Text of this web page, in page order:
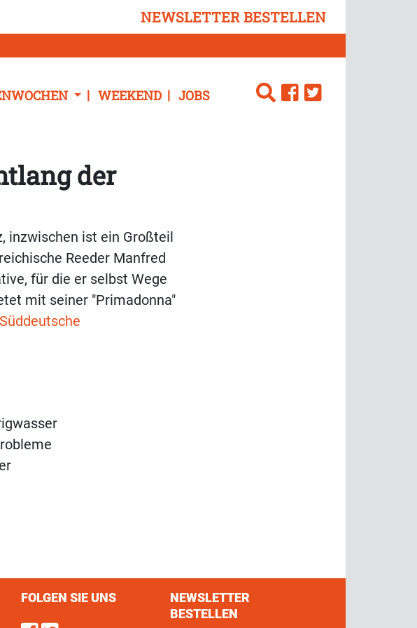
NEWSLETTER BESTELLEN
WEEKEND JOBS
der
inzwischen ist ein Großteil
Reeder Manfred
für die er selbst Wege
mit seiner "Primadonna"
Süddeutsche
FOLGEN SIE UNS
NEWSLETTER
BESTELLEN